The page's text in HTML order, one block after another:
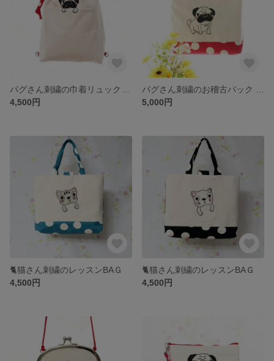
4,500円
5,000円
🐈猫さん刺繍のレッスンBAＧ
4,500円
🐈猫さん刺繍のレッスンBAＧ
4,500円